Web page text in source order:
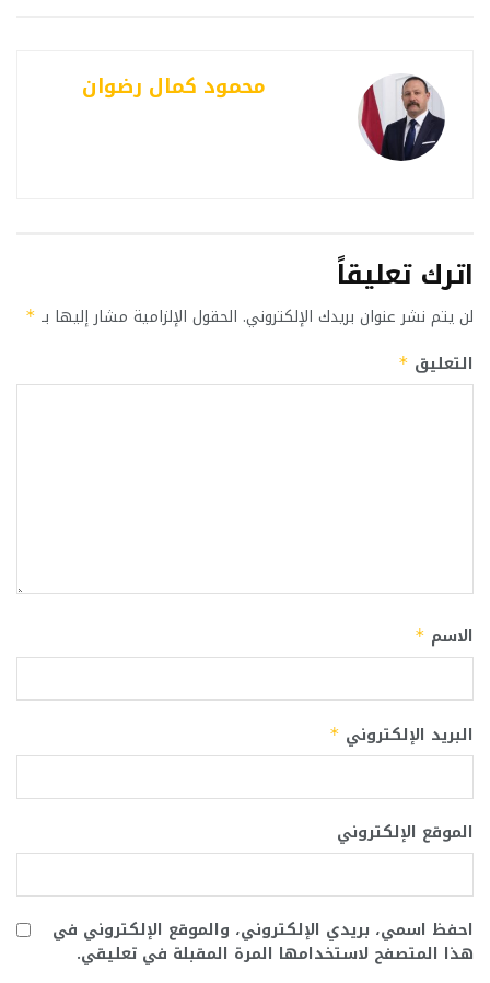
محمود كمال رضوان
اترك تعليقاً
لن يتم نشر عنوان بريدك الإلكتروني. الحقول الإلزامية مشار إليها بـ *
التعليق *
الاسم *
البريد الإلكتروني *
الموقع الإلكتروني
احفظ اسمي، بريدي الإلكتروني، والموقع الإلكتروني في
هذا المتصفح لاستخدامها المرة المقبلة في تعليقي.